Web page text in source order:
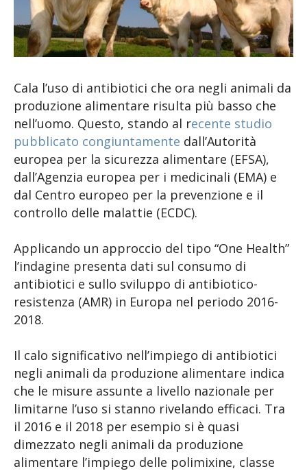
Cala l’uso di antibiotici che ora negli animali da
produzione alimentare risulta più basso che
nell’uomo. Questo, stando al recente studio
pubblicato congiuntamente dall’Autorità
europea per la sicurezza alimentare (EFSA),
dall’Agenzia europea per i medicinali (EMA) e
dal Centro europeo per la prevenzione e il
controllo delle malattie (ECDC).
Applicando un approccio del tipo “One Health”
l’indagine presenta dati sul consumo di
antibiotici e sullo sviluppo di antibiotico-
resistenza (AMR) in Europa nel periodo 2016-
2018.
Il calo significativo nell’impiego di antibiotici
negli animali da produzione alimentare indica
che le misure assunte a livello nazionale per
limitarne l’uso si stanno rivelando efficaci. Tra
il 2016 e il 2018 per esempio si è quasi
dimezzato negli animali da produzione
alimentare l’impiego delle polimixine, classe